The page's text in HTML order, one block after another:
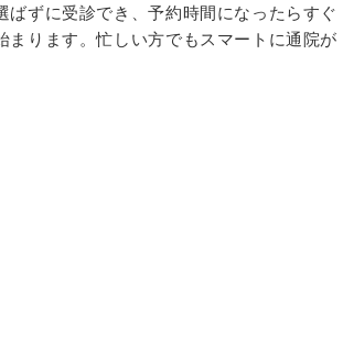
ばずに受診でき、予約時間になったらすぐ
まります。忙しい方でもスマートに通院が